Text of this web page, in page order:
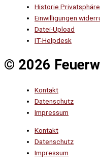
Historie
Einwilligungen
Datei-Upload
IT-Helpdesk
© 2026
Kontakt
Datenschutz
Impressum
Kontakt
Datenschutz
Impressum